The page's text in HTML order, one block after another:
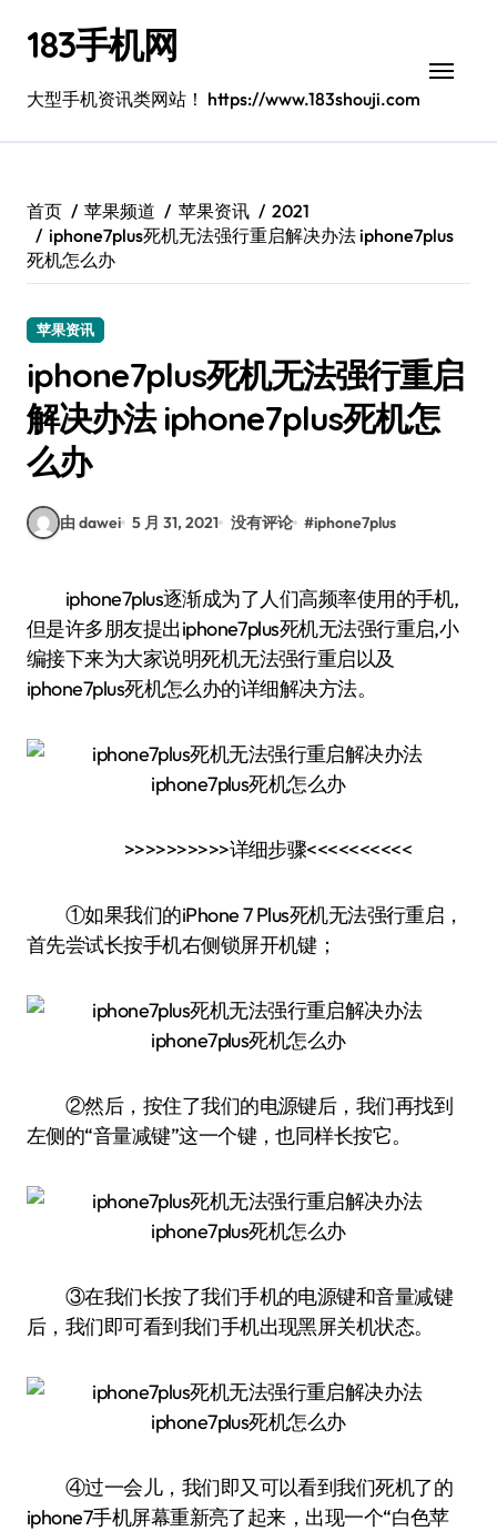
183手机网
大型手机资讯类网站！ https://www.183shouji.com
首页 苹果频道 苹果资讯
2021
iphone7plus死机无法强行重启解决办法 iphone7plus
死机怎么办
苹果资讯
iphone7plus死机无法强行重启
解决办法 iphone7plus死机怎
么办
由 dawei 5 月 31, 2021 没有评论 #iphone7plus
iphone7plus逐渐成为了人们高频率使用的手机,
但是许多朋友提出iphone7plus死机无法强行重启,小
编接下来为大家说明死机无法强行重启以及
iphone7plus死机怎么办的详细解决方法。
>>>>>>>>>>详细步骤<<<<<<<<<<
①如果我们的iPhone 7 Plus死机无法强行重启，
首先尝试长按手机右侧锁屏开机键；
②然后，按住了我们的电源键后，我们再找到
左侧的“音量减键”这一个键，也同样长按它。
③在我们长按了我们手机的电源键和音量减键
后，我们即可看到我们手机出现黑屏关机状态。
④过一会儿，我们即又可以看到我们死机了的
iphone7手机屏幕重新亮了起来，出现一个“白色苹